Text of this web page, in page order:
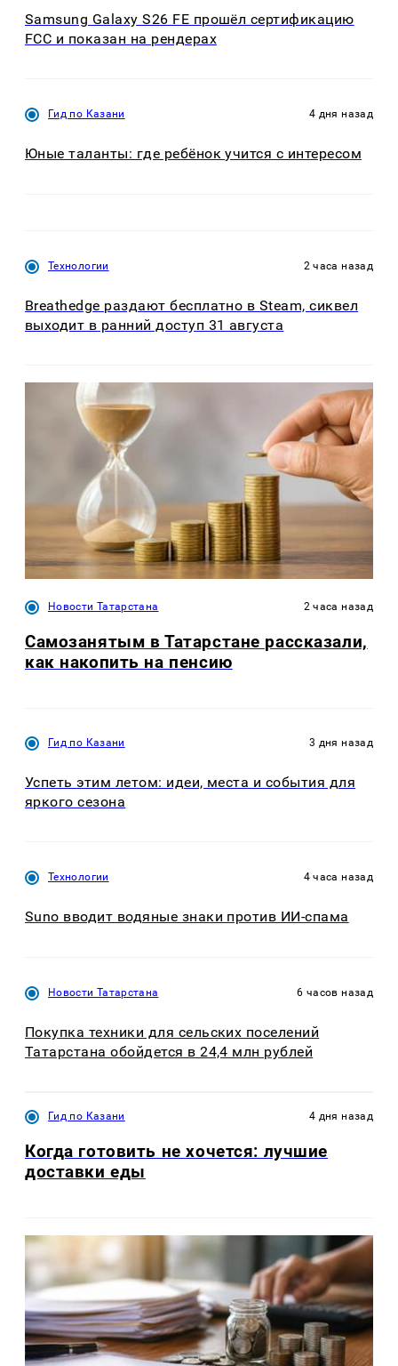
Samsung Galaxy S26 FE прошёл сертификацию
FCC и показан на рендерах
Гид по Казани 4 дня назад
Юные таланты: где ребёнок учится с интересом
Технологии 2 часа назад
Breathedge раздают бесплатно в Steam, сиквел
выходит в ранний доступ 31 августа
Новости Татарстана 2 часа назад
Самозанятым в Татарстане рассказали,
как накопить на пенсию
Гид по Казани 3 дня назад
Успеть этим летом: идеи, места и события для
яркого сезона
Технологии 4 часа назад
Suno вводит водяные знаки против ИИ-спама
Новости Татарстана 6 часов назад
Покупка техники для сельских поселений
Татарстана обойдется в 24,4 млн рублей
Гид по Казани 4 дня назад
Когда готовить не хочется: лучшие
доставки еды